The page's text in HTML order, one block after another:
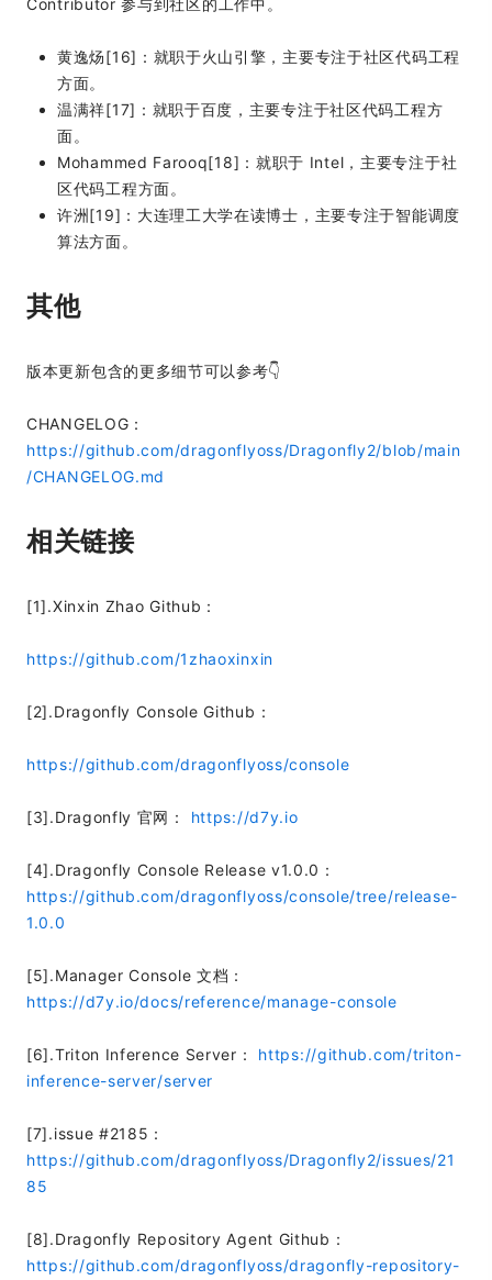
Contributor 参与到社区的工作中。
黄逸炀[16]：就职于火山引擎，主要专注于社区代码工程
方面。
温满祥[17]：就职于百度，主要专注于社区代码工程方
面。
Mohammed Farooq[18]：就职于 Intel，主要专注于社
区代码工程方面。
许洲[19]：大连理工大学在读博士，主要专注于智能调度
算法方面。
其他
版本更新包含的更多细节可以参考👇
CHANGELOG：
https://github.com/dragonflyoss/Dragonfly2/blob/main
/CHANGELOG.md
相关链接
[1].Xinxin Zhao Github：
https://github.com/1zhaoxinxin
[2].Dragonfly Console Github：
https://github.com/dragonflyoss/console
[3].Dragonfly 官网： https://d7y.io
[4].Dragonfly Console Release v1.0.0：
https://github.com/dragonflyoss/console/tree/release-
1.0.0
[5].Manager Console 文档：
https://d7y.io/docs/reference/manage-console
[6].Triton Inference Server： https://github.com/triton-
inference-server/server
[7].issue #2185：
https://github.com/dragonflyoss/Dragonfly2/issues/21
85
[8].Dragonfly Repository Agent Github：
https://github.com/dragonflyoss/dragonfly-repository-